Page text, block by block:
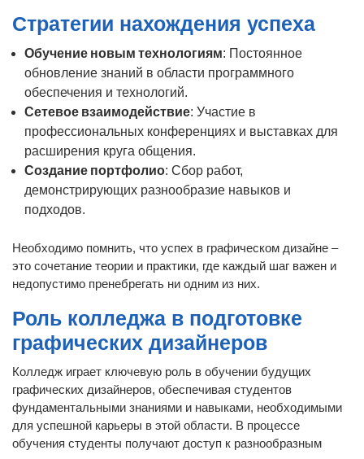
Стратегии нахождения успеха
Обучение новым технологиям: Постоянное
обновление знаний в области программного
обеспечения и технологий.
Сетевое взаимодействие: Участие в
профессиональных конференциях и выставках для
расширения круга общения.
Создание портфолио: Сбор работ,
демонстрирующих разнообразие навыков и
подходов.
Необходимо помнить, что успех в графическом дизайне –
это сочетание теории и практики, где каждый шаг важен и
недопустимо пренебрегать ни одним из них.
Роль колледжа в подготовке
графических дизайнеров
Колледж играет ключевую роль в обучении будущих
графических дизайнеров, обеспечивая студентов
фундаментальными знаниями и навыками, необходимыми
для успешной карьеры в этой области. В процессе
обучения студенты получают доступ к разнообразным